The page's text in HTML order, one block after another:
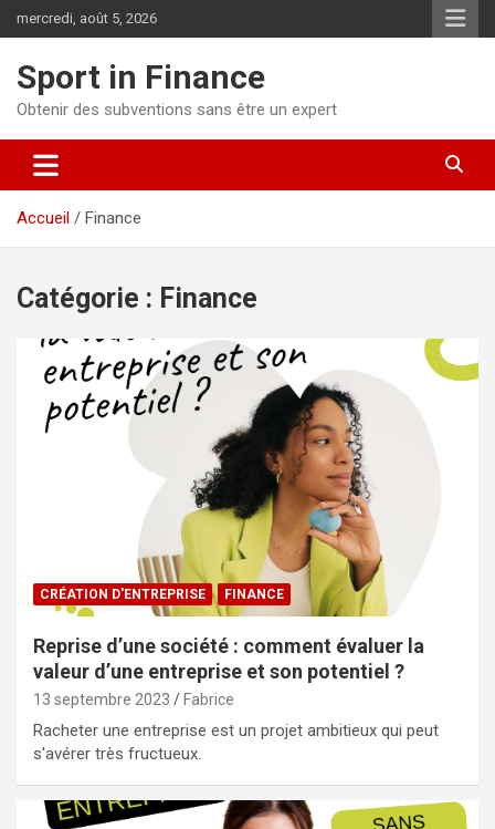
mercredi, août 5, 2026
Sport in Finance
Obtenir des subventions sans être un expert
Accueil Finance
Catégorie : Finance
CRÉATION D'ENTREPRISE FINANCE
Reprise d’une société : comment évaluer la
valeur d’une entreprise et son potentiel ?
13 septembre 2023 Fabrice
Racheter une entreprise est un projet ambitieux qui peut
s'avérer très fructueux.